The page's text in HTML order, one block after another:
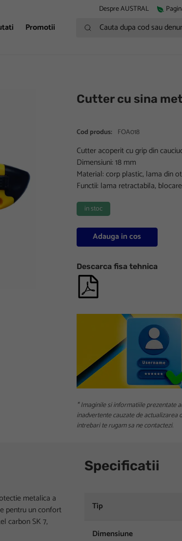
Despre AUSTRAL
Promotii Cauta dupa cod sau denumire
Cutter cu sina
Cod produs: FOA018
Cutter acoperit cu grip din
Dimensiuni: 18 mm
Material: corp plastic, lama din
Functii: lama retractabila,
in stoc
Adauga in cos
Descarca fisa tehnica
* Imaginile si informatiile prezentate
inadvertente cauzate de
intrebari te rugam sa ne contactezi.
metalica a
pentru un confort
carbon SK 7,
Specificatii
Tip
Dimensiune